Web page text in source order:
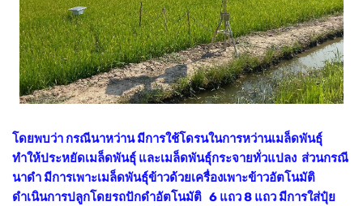
โดยพบว่า กรณีนาหว่าน มีการใช้โดรนในการหว่านเมล็ดพันธุ์
ทำให้ประหยัดเมล็ดพันธุ์ และเมล็ดพันธุ์กระจายทั่วแปลง ส่วนกรณี
นาดำ มีการเพาะเมล็ดพันธุ์ข้าวด้วยเครื่องเพาะข้าวอัตโนมัติ
ดำเนินการปลูกโดยรถปักดำอัตโนมัติ 6 แถว 8 แถว มีการใส่ปุ๋ย